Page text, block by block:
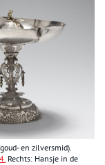
en zilversmid).
Rechts: Hansje in de